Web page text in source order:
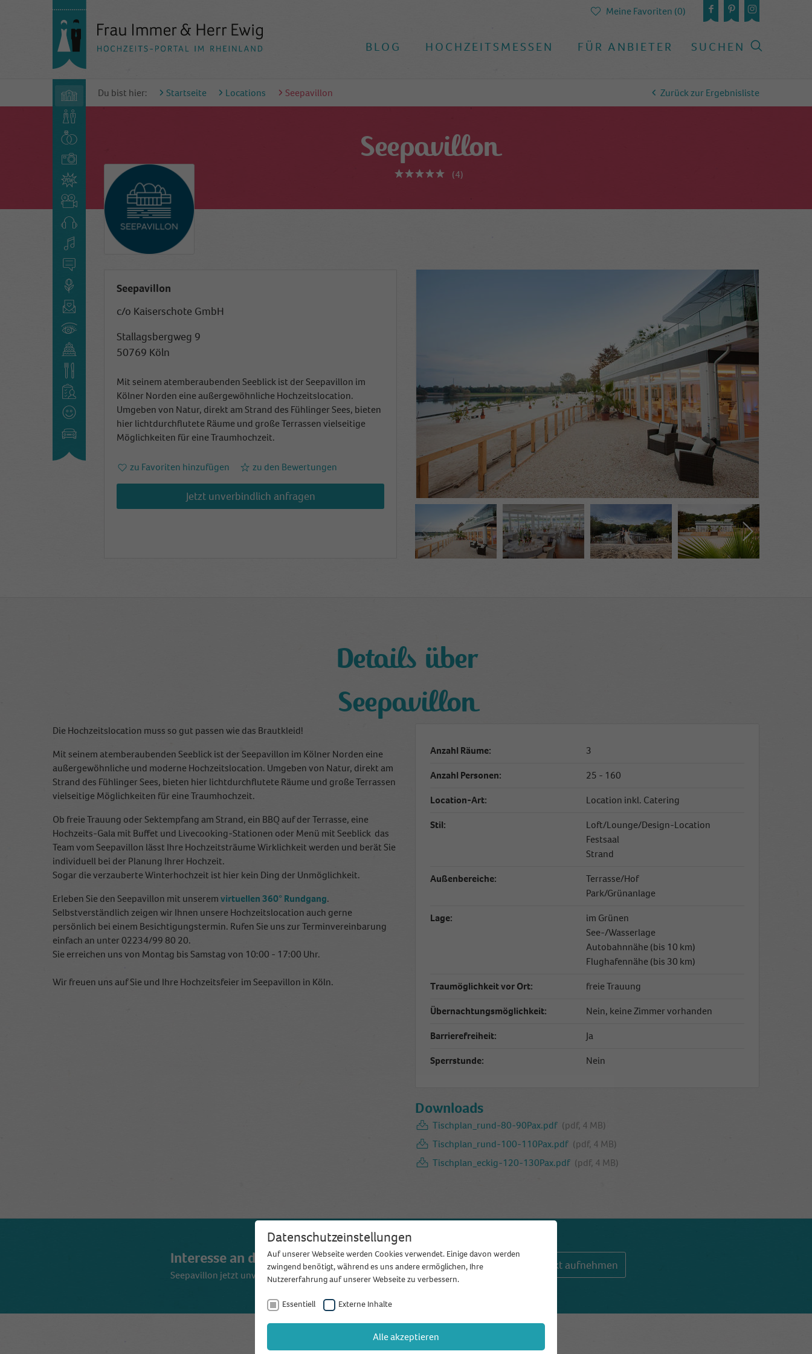
BLOG HOCHZEITSMESSEN FÜR ANBIETER SUCHEN
Meine Favoriten (0)
Du bist hier: Startseite Locations Seepavillon Zurück zur Ergebnisliste
Seepavillon
(4)
Seepavillon
c/o Kaiserschote GmbH
Stallagsbergweg 9
50769 Köln
Mit seinem atemberaubenden Seeblick ist der Seepavillon im
Kölner Norden eine außergewöhnliche Hochzeitslocation.
Umgeben von Natur, direkt am Strand des Fühlinger Sees, bieten
hier lichtdurchflutete Räume und große Terrassen vielseitige
Möglichkeiten für eine Traumhochzeit.
zu Favoriten hinzufügen zu den Bewertungen
Jetzt unverbindlich anfragen
Details über
Seepavillon
Die Hochzeitslocation muss so gut passen wie das Brautkleid!
Mit seinem atemberaubenden Seeblick ist der Seepavillon im Kölner Norden eine
außergewöhnliche und moderne Hochzeitslocation. Umgeben von Natur, direkt am
Strand des Fühlinger Sees, bieten hier lichtdurchflutete Räume und große Terrassen
vielseitige Möglichkeiten für eine Traumhochzeit.
Ob freie Trauung oder Sektempfang am Strand, ein BBQ auf der Terrasse, eine
Hochzeits-Gala mit Buffet und Livecooking-Stationen oder Menü mit Seeblick  das
Team vom Seepavillon lässt Ihre Hochzeitsträume Wirklichkeit werden und berät Sie
individuell bei der Planung Ihrer Hochzeit.
Sogar die verzauberte Winterhochzeit ist hier kein Ding der Unmöglichkeit.
Erleben Sie den Seepavillon mit unseremvirtuellen 360° Rundgang.
Selbstverständlich zeigen wir Ihnen unsere Hochzeitslocation auch gerne
persönlich bei einem Besichtigungstermin. Rufen Sie uns zur Terminvereinbarung
einfach an unter 02234/99 80 20.
Sie erreichen uns von Montag bis Samstag von 10:00 - 17:00 Uhr.
Wir freuen uns auf Sie und Ihre Hochzeitsfeier im Seepavillon in Köln.
Anzahl Räume:
3
Anzahl Personen:
25 - 160
Location-Art:
Location inkl. Catering
Stil:
Loft/Lounge/Design-Location
Festsaal
Strand
Außenbereiche:
Terrasse/Hof
Park/Grünanlage
Lage:
im Grünen
See-/Wasserlage
Autobahnnähe (bis 10 km)
Flughafennähe (bis 30 km)
Traumöglichkeit vor Ort:
freie Trauung
Übernachtungsmöglichkeit:
Nein, keine Zimmer vorhanden
Barrierefreiheit:
Ja
Sperrstunde:
Nein
Downloads
Tischplan_rund-80-90Pax.pdf (pdf, 4 MB)
Tischplan_rund-100-110Pax.pdf (pdf, 4 MB)
Tischplan_eckig-120-130Pax.pdf (pdf, 4 MB)
Interesse an diesem Anbieter?
Seepavillon jetzt unverbindlich für eure Hochzeit anfragen.
Jetzt Kontakt aufnehmen
Datenschutzeinstellungen
Auf unserer Webseite werden Cookies verwendet. Einige davon werden
zwingend benötigt, während es uns andere ermöglichen, Ihre
Nutzererfahrung auf unserer Webseite zu verbessern.
Essentiell Externe Inhalte
Alle akzeptieren